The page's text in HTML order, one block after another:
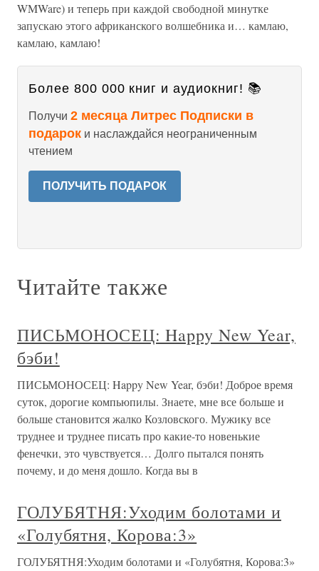
WMWare) и теперь при каждой свободной минутке
запускаю этого африканского волшебника и… камлаю,
камлаю, камлаю!
Более 800 000 книг и аудиокниг! 📚
Получи 2 месяца Литрес Подписки в
подарок и наслаждайся неограниченным
чтением
ПОЛУЧИТЬ ПОДАРОК
Читайте также
ПИСЬМОНОСЕЦ: Happy New Year,
бэби!
ПИСЬМОНОСЕЦ: Happy New Year, бэби! Доброе время
суток, дорогие компьюпилы. Знаете, мне все больше и
больше становится жалко Козловского. Мужику все
труднее и труднее писать про какие-то новенькие
фенечки, это чувствуется… Долго пытался понять
почему, и до меня дошло. Когда вы в
ГОЛУБЯТНЯ:Уходим болотами и
«Голубятня, Корова:3»
ГОЛУБЯТНЯ:Уходим болотами и «Голубятня, Корова:3»